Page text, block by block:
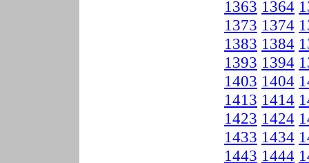
1363 1364
1373 1374
1383 1384
1393 1394
1403 1404
1413 1414
1423 1424
1433 1434
1443 1444